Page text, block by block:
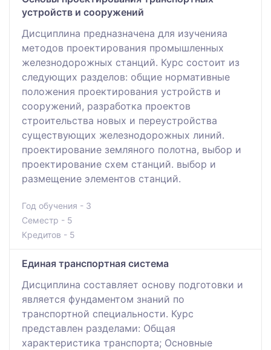
устройств и сооружений
Дисциплина предназначена для изученияа
методов проектирования промышленных
железнодорожных станций. Курс состоит из
следующих разделов: общие нормативные
положения проектирования устройств и
сооружений, разработка проектов
строительства новых и переустройства
существующих железнодорожных линий.
проектирование земляного полотна, выбор и
проектирование схем станций. выбор и
размещение элементов станций.
Год обучения - 3
Семестр - 5
Кредитов - 5
Единая транспортная система
Дисциплина составляет основу подготовки и
является фундаментом знаний по
транспортной специальности. Курс
представлен разделами: Общая
характеристика транспорта; Основные